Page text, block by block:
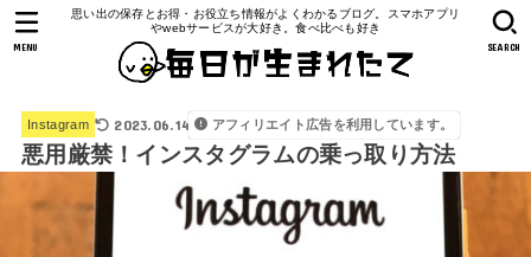
思い出の保存とお得・お役立ち情報がよくわかるブログ。スマホアプリ
やwebサービスが大好き。食べ比べも好き
SEARCH
MENU
Instagram 2023.06.14 アフィリエイト広告を利用しています。
悪用厳禁！インスタグラムの乗っ取り方法